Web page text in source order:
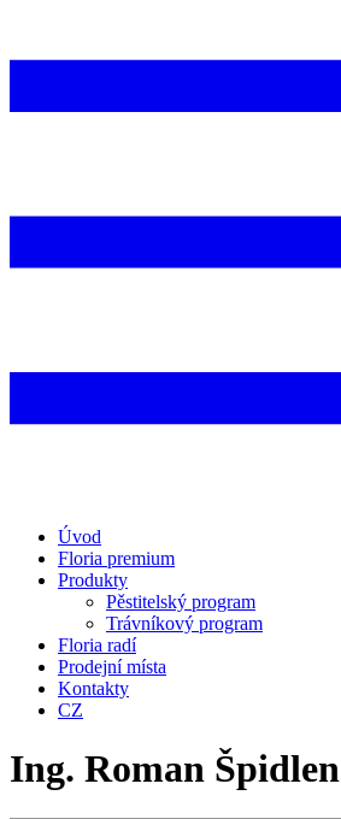
Úvod
Floria premium
Produkty
Pěstitelský program
Trávníkový program
Floria radí
Prodejní místa
Kontakty
CZ
Ing. Roman Špidlen